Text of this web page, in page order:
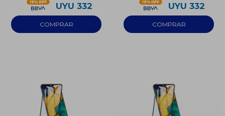
UYU 332 UYU 332